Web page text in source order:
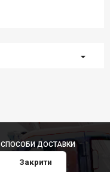
Закрити
СПОСОБИ ДОСТАВКИ